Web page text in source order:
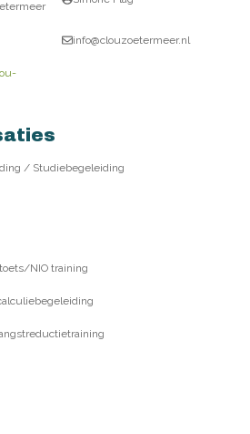
info@clouzoetermeer.nl
/ Studiebegeleiding
NIO training